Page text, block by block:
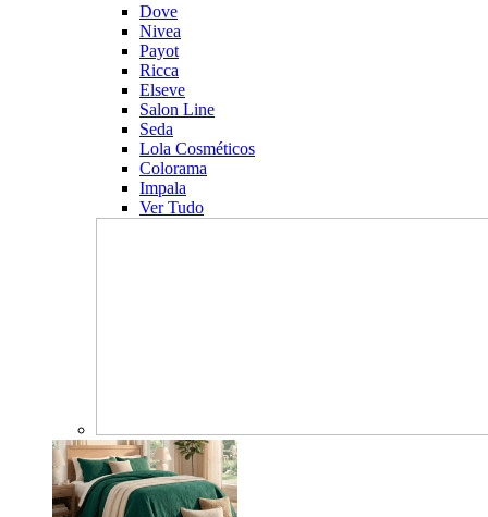
Dove
Nivea
Payot
Ricca
Elseve
Salon Line
Seda
Lola Cosméticos
Colorama
Impala
Ver Tudo